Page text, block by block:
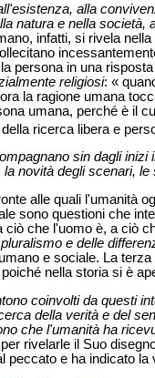
alla
natura e nella
infatti, si rivela
persona in una
religiosi: «
la ragione umana
umana, perché è il
ricerca libera e
sin dagli
novità degli scenari,
alle quali l'umanità
sono questioni che
che l'uomo è, a ciò
e delle
e sociale. La terza
nella storia si è
coinvolti da questi
della verità e del
che l'umanità ha
rivelarle il Suo
peccato e ha indicato